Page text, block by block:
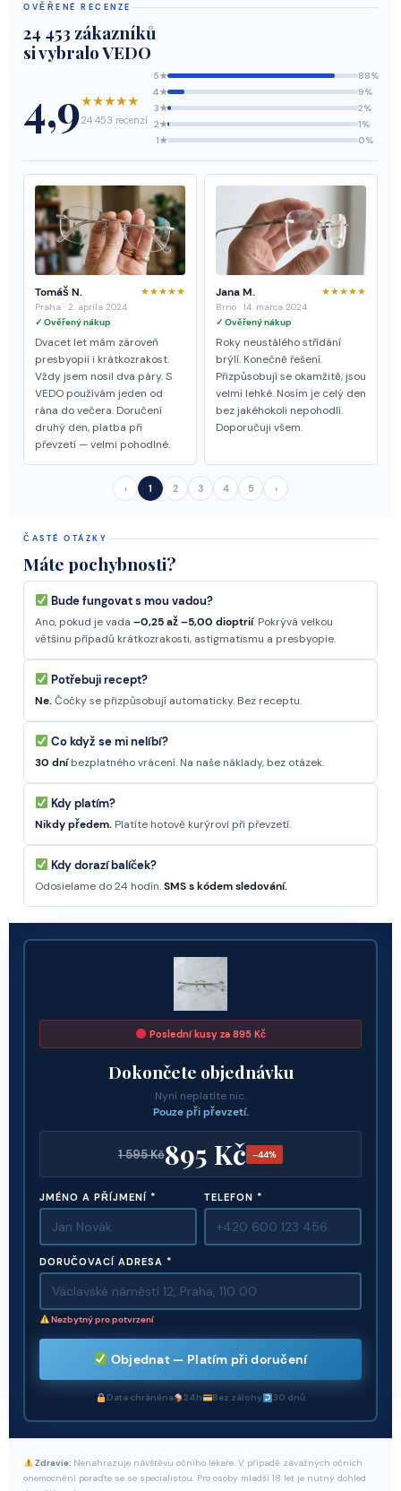
OVĚŘENÉ RECENZE
24 453 zákazníků
si vybralo VEDO
4,9★★★★★
24 453 recenzí
5★
88%
4★
9%
3★
2%
2★
1%
1★
0%
Tomáš N.
Praha · 2. apríla 2024
★★★★★
✓ Ověřený nákup
Dvacet let mám zároveň
presbyopii i krátkozrakost.
Vždy jsem nosil dva páry. S
VEDO používám jeden od
rána do večera. Doručení
druhý den, platba při
převzetí — velmi pohodlné.
Jana M.
Brno · 14. marca 2024
★★★★★
✓ Ověřený nákup
Roky neustálého střídání
brýlí. Konečně řešení.
Přizpůsobují se okamžitě, jsou
velmi lehké. Nosím je celý den
bez jakéhokoli nepohodlí.
Doporučuji všem.
‹ 1 2 3 4 5 ›
ČASTÉ OTÁZKY
Máte pochybnosti?
Bude fungovat s mou vadou?
Ano, pokud je vada –0,25 až –5,00 dioptrií. Pokrývá velkou
většinu případů krátkozrakosti, astigmatismu a presbyopie.
Potřebuji recept?
Ne.Čočky se přizpůsobují automaticky. Bez receptu.
Co když se mi nelíbí?
30 dníbezplatného vrácení. Na naše náklady, bez otázek.
Kdy platím?
Nikdy předem. Platíte hotově kurýrovi při převzetí.
Kdy dorazí balíček?
Odosielame do 24 hodín.SMS s kódem sledování.
Poslední kusy za 895 Kč
Dokončete objednávku
Nyní neplatíte nic.
Pouze při převzetí.
1 595 Kč895 Kč –44%
JMÉNO A PŘÍJMENÍ * TELEFON *
DORUČOVACÍ ADRESA *
Nezbytný pro potvrzení
Objednat — Platím při doručení
Data chráněna 24h Bez zálohy 30 dnů
Zdravie: Nenahrazuje návštěvu očního lékaře. V případě závažných očních
onemocnění poraďte se se specialistou. Pro osoby mladší 18 let je nutný dohled